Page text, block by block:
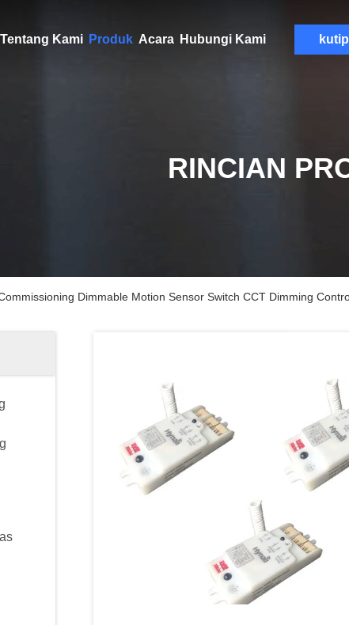
Tentang Kami Produk Acara Hubungi Kami
RINCIAN
Dimmable Motion Sensor Switch CCT Dimming